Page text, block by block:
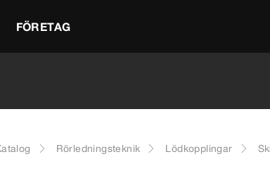
FÖRETAG
Rörledningsteknik Lödkopplingar